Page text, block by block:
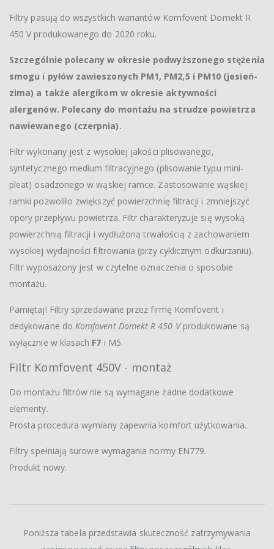
Filtry pasują do wszystkich wariantów Komfovent Domekt R
450 V produkowanego do 2020 roku.
Szczególnie polecany w okresie podwyższonego stężenia
smogu i pyłów zawieszonych PM1, PM2,5 i PM10 (jesień-
zima) a także alergikom w okresie aktywności
alergenów. Polecany do montażu na strudze powietrza
nawiewanego (czerpnia).
Filtr wykonany jest z wysokiej jakości plisowanego,
syntetycznego medium filtracyjnego (plisowanie typu mini-
pleat) osadzonego w wąskiej ramce. Zastosowanie wąskiej
ramki pozwoliło zwiększyć powierzchnię filtracji i zmniejszyć
opory przepływu powietrza. Filtr charakteryzuje się wysoką
powierzchnią filtracji i wydłużoną trwałością z zachowaniem
wysokiej wydajności filtrowania (przy cyklicznym odkurzaniu).
Filtr wyposażony jest w czytelne oznaczenia o sposobie
montażu.
Pamiętaj! Filtry sprzedawane przez firmę Komfovent i
dedykowane do Komfovent Domekt R 450 Vprodukowane są
wyłącznie w klasach F7 i M5.
Filtr Komfovent 450V - montaż
Do montażu filtrów nie są wymagane żadne dodatkowe
elementy.
Prosta procedura wymiany zapewnia komfort użytkowania.
Filtry spełniają surowe wymagania normy EN779.
Produkt nowy.
Poniższa tabela przedstawia skuteczność zatrzymywania